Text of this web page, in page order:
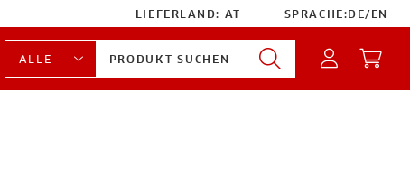
LIEFERLAND: AT SPRACHE:DE/EN